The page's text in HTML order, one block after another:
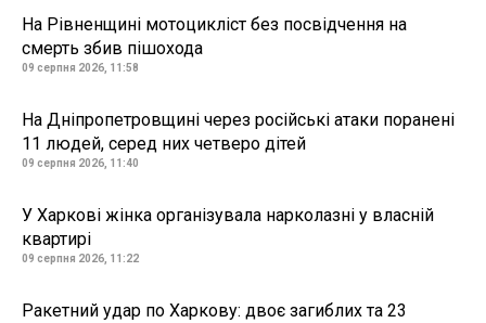
На Рівненщині мотоцикліст без посвідчення на
смерть збив пішохода
09 серпня 2026, 11:58
На Дніпропетровщині через російські атаки поранені
11 людей, серед них четверо дітей
09 серпня 2026, 11:40
У Харкові жінка організувала нарколазні у власній
квартирі
09 серпня 2026, 11:22
Ракетний удар по Харкову: двоє загиблих та 23